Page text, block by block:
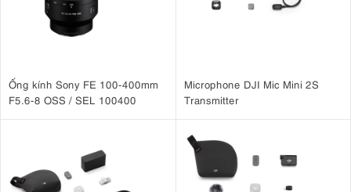
Ống kính Sony FE 100-400mm
F5.6-8 OSS / SEL 100400
Microphone DJI Mic Mini 2S
Transmitter